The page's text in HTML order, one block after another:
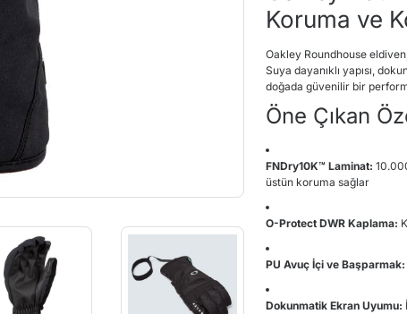
Koruma ve
Oakley Roundhouse
Suya dayanıklı yapısı,
doğada güvenilir bir
Öne Çıkan
FNDry10K™ Laminat:
üstün koruma sağlar
O-Protect DWR Kaplama:
PU Avuç İçi ve Başparmak:
Dokunmatik Ekran Uyumu: